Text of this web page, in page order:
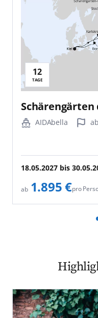
12
TAGE
Schärengärten
AIDAbella
18.05.2027 bis
ab 1.895 €pro